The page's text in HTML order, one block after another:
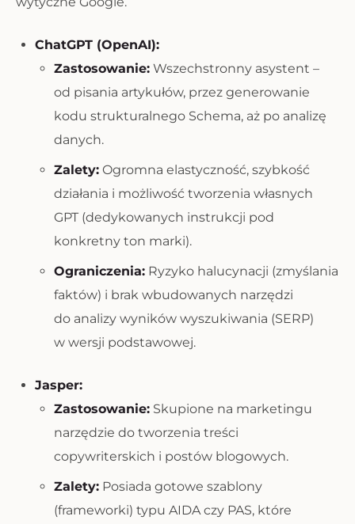
ChatGPT (OpenAI):
Zastosowanie: Wszechstronny asystent –
od pisania artykułów, przez generowanie
kodu strukturalnego Schema, aż po analizę
danych.
Zalety: Ogromna elastyczność, szybkość
działania i możliwość tworzenia własnych
GPT (dedykowanych instrukcji pod
konkretny ton marki).
Ograniczenia: Ryzyko halucynacji (zmyślania
faktów) i brak wbudowanych narzędzi
do analizy wyników wyszukiwania (SERP)
w wersji podstawowej.
Jasper:
Zastosowanie: Skupione na marketingu
narzędzie do tworzenia treści
copywriterskich i postów blogowych.
Zalety: Posiada gotowe szablony
(frameworki) typu AIDA czy PAS, które